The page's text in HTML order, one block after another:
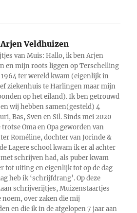
Arjen Veldhuizen
van Muis: Hallo, ik ben Arjen
en mijn roots liggen op Terschelling
ter wereld kwam (eigenlijk in
ziekenhuis te Harlingen maar mijn
op het eiland). Ik ben getrouwd
wij hebben samen(gesteld) 4
Bas, Sven en Sil. Sinds mei 2020
Oma en Opa geworden van
Roméline, dochter van Jorinde &
Lagere school kwam ik er al achter
schrijven had, als puber kwam
tot uiting en eigenlijk tot op de dag
heb ik ‘schrijfdrang’. Op deze
schrijverijtjes, Muizenstaartjes
noem, over zaken die mij
en die ik in de afgelopen 7 jaar aan